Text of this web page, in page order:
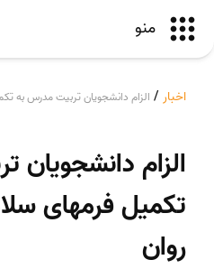
منو
اخبار / الزام دانشجویان تربیت مدرس به
الزام
تکمیل فرمهای
روان